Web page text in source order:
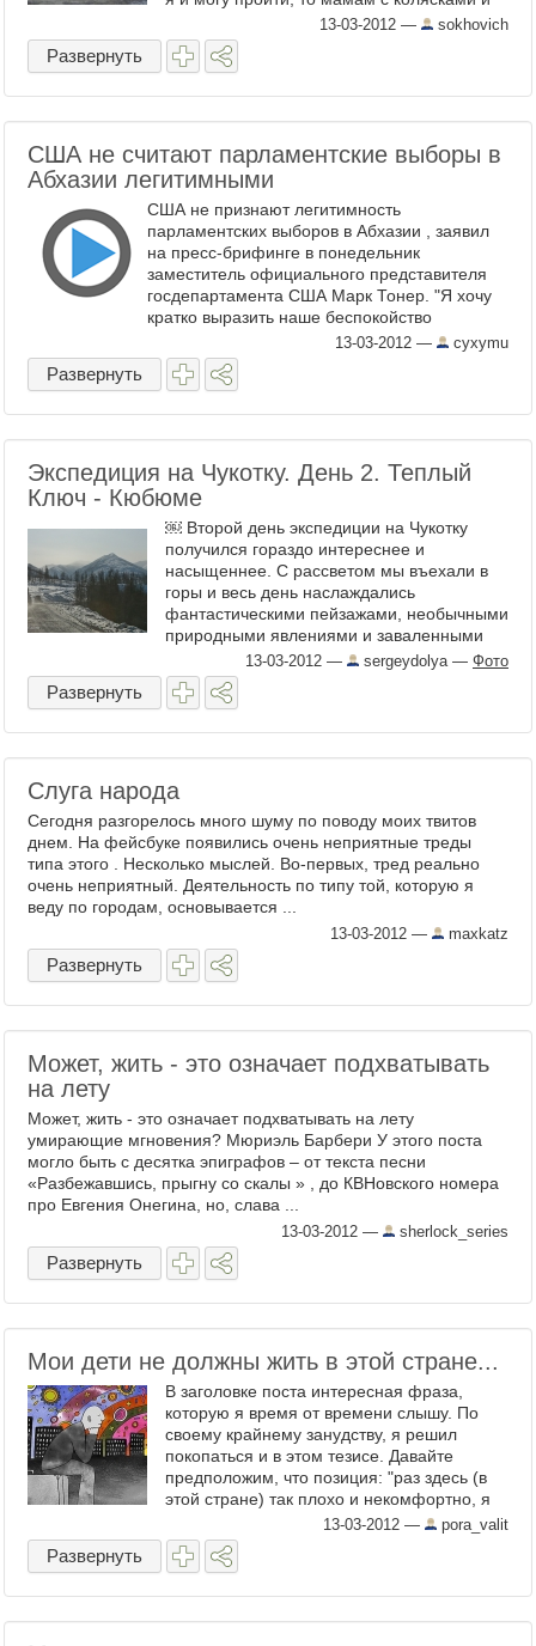
13-03-2012 — sokhovich
Развернуть
США не считают парламентские выборы в
Абхазии легитимными
США не признают легитимность
парламентских выборов в Абхазии , заявил
на пресс-брифинге в понедельник
заместитель официального представителя
госдепартамента США Марк Тонер. "Я хочу
кратко выразить наше беспокойство
касательно так называемых ...
13-03-2012 — cyxymu
Развернуть
Экспедиция на Чукотку. День 2. Теплый
Ключ - Кюбюме
￼ Второй день экспедиции на Чукотку
получился гораздо интереснее и
насыщеннее. С рассветом мы въехали в
горы и весь день наслаждались
фантастическими пейзажами, необычными
природными явлениями и заваленными
снегом деревушками, а вечером мы ...
13-03-2012 — sergeydolya— Фото
Развернуть
Слуга народа
Сегодня разгорелось много шуму по поводу моих твитов
днем. На фейсбуке появились очень неприятные треды
типа этого . Несколько мыслей. Во-первых, тред реально
очень неприятный. Деятельность по типу той, которую я
веду по городам, основывается ...
13-03-2012 — maxkatz
Развернуть
Может, жить - это означает подхватывать
на лету
Может, жить - это означает подхватывать на лету
умирающие мгновения? Мюриэль Барбери У этого поста
могло быть с десятка эпиграфов – от текста песни
«Разбежавшись, прыгну со скалы » , до КВНовского номера
про Евгения Онегина, но, слава ...
13-03-2012 — sherlock_series
Развернуть
Мои дети не должны жить в этой стране...
В заголовке поста интересная фраза,
которую я время от времени слышу. По
своему крайнему занудству, я решил
покопаться и в этом тезисе. Давайте
предположим, что позиция: "раз здесь (в
этой стране) так плохо и некомфортно, я
13-03-2012 — pora_valit
Развернуть